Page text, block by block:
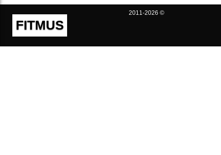
FITMUS
2011-2026 ©